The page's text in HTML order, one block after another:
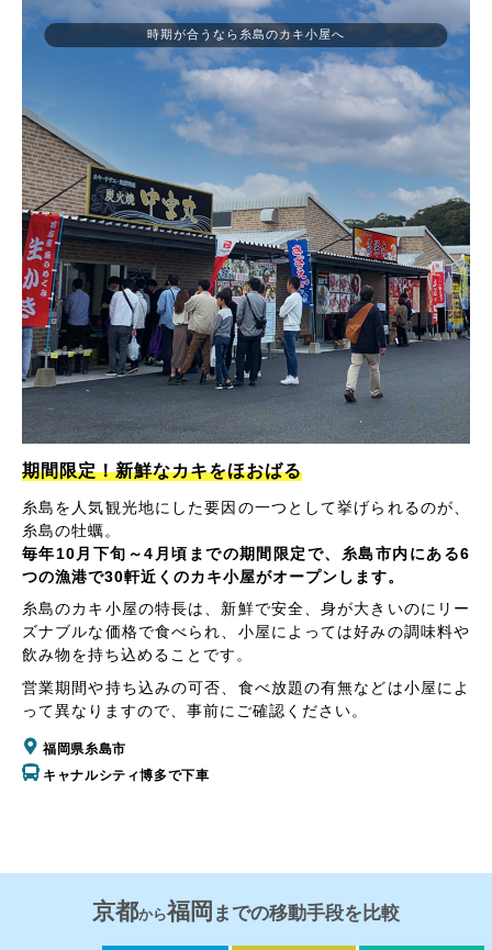
期間限定！新鮮なカキをほおばる
糸島を人気観光地にした要因の一つとして挙げられるのが、
糸島の牡蠣。
毎年10月下旬～4月頃までの期間限定で、糸島市内にある6
つの漁港で30軒近くのカキ小屋がオープンします。
糸島のカキ小屋の特長は、新鮮で安全、身が大きいのにリー
ズナブルな価格で食べられ、小屋によっては好みの調味料や
飲み物を持ち込めることです。
営業期間や持ち込みの可否、食べ放題の有無などは小屋によ
って異なりますので、事前にご確認ください。
福岡県糸島市
キャナルシティ博多で下車
時期が合うなら糸島のカキ小屋へ
京都から福岡 までの移動手段を比較